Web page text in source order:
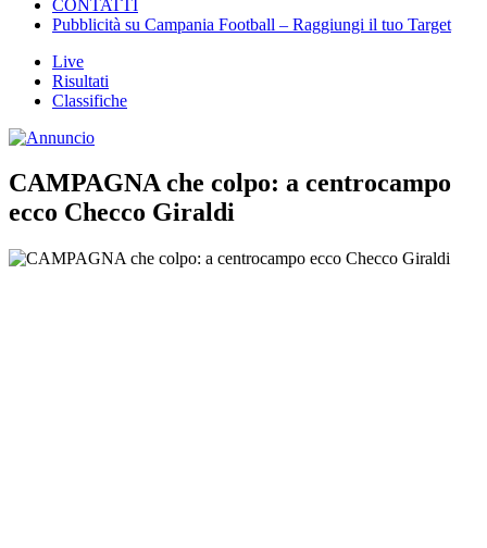
CONTATTI
Pubblicità su Campania Football – Raggiungi il tuo Target
Live
Risultati
Classifiche
CAMPAGNA che colpo: a centrocampo
ecco Checco Giraldi